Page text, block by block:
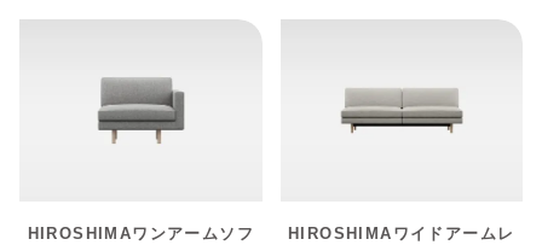
HIROSHIMAワンアームソフ
HIROSHIMAワイドアームレ